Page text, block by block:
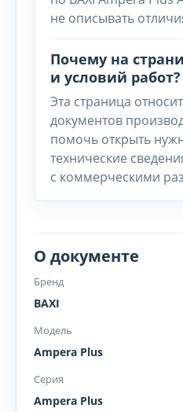
не описывать
Почему на
и условий работ?
Эта страница
документов
помочь открыть
технические
с коммерческими
О документе
Бренд
BAXI
Модель
Ampera Plus
Серия
Ampera Plus